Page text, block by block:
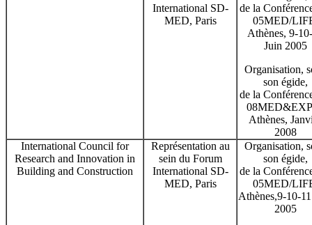
International SD-
MED, Paris
de la
05MED/
Athènes, 9-
Juin 2005
Organisation,
son égide,
de la
Athènes,
2008
International Council for
Research and Innovation in
Building and Construction
Représentation au
sein du Forum
International SD-
MED, Paris
Organisation,
son égide,
de la
05MED/
Athènes,9-10-
2005